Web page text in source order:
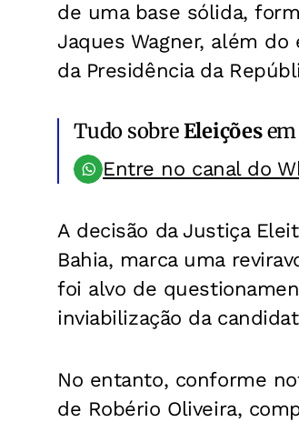
de uma base sólida,
Jaques Wagner, além
da Presidência da
Tudo sobreEleiçõesem
Entre no canal do
A decisão da Justiça
Bahia, marca uma
foi alvo de
inviabilização da
No entanto, conforme
de Robério Oliveira,